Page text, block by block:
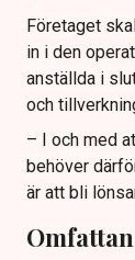
Företaget
in i den
anställda i
och
­– I och med
behöver
är att bli